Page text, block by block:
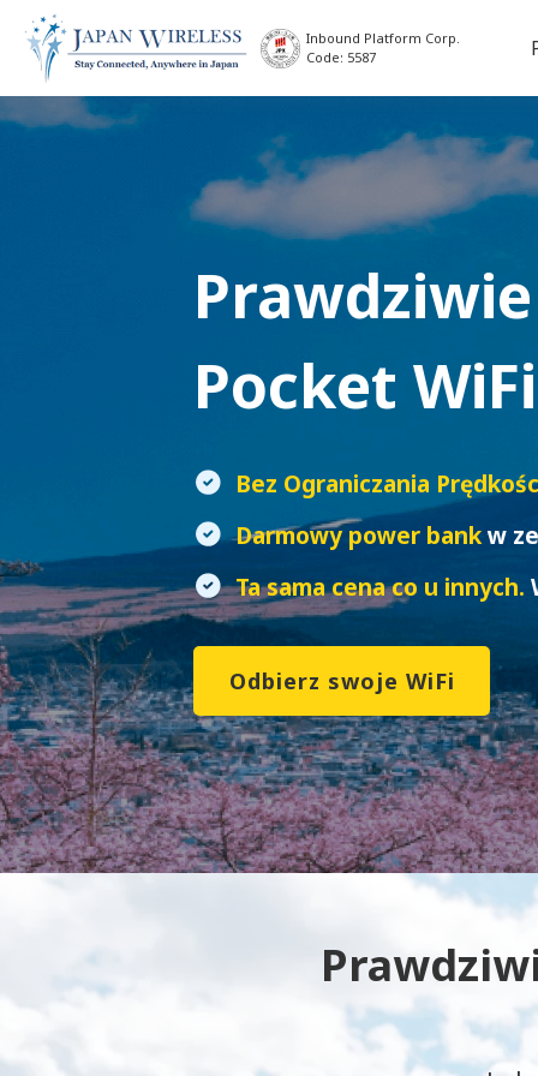
Inbound Platform Corp.
Code: 5587
Pocket WiFi
Bez Ograniczania
Darmowy power bankw
Ta sama cena co u innych.
Odbierz swoje WiFi